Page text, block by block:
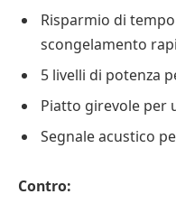
Risparmio di
scongelamento
5 livelli di potenza
Piatto girevole per
Segnale acustico
Contro: